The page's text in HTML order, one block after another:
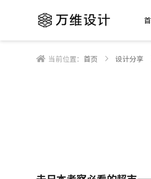
当前位置： 首页 设计分享